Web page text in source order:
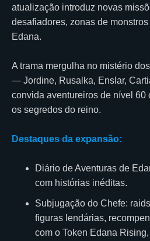
atualização introduz novas
desafiadores, zonas de
Edana.
A trama mergulha no mistério
— Jordine, Rusalka, Enslar,
convida aventureiros de nível 60
os segredos do reino.
Destaques da expansão:
Diário de Aventuras de
com histórias inéditas.
Subjugação do Chefe:
figuras lendárias,
com o Token Edana